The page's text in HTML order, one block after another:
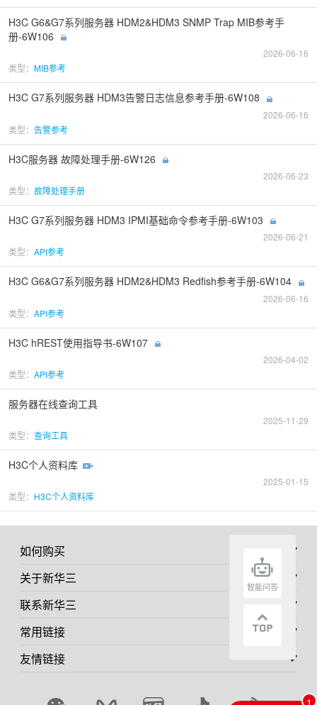
H3C G6&G7系列服务器 HDM2&HDM3 SNMP Trap MIB参考手
册-6W106
2026-06-16
类型： MIB参考
H3C G7系列服务器 HDM3告警日志信息参考手册-6W108
2026-06-16
类型： 告警参考
H3C服务器 故障处理手册-6W126
2026-06-23
类型： 故障处理手册
H3C G7系列服务器 HDM3 IPMI基础命令参考手册-6W103
2026-06-21
类型： API参考
H3C G6&G7系列服务器 HDM2&HDM3 Redfish参考手册-6W104
2026-06-16
类型： API参考
H3C hREST使用指导书-6W107
2026-04-02
类型： API参考
服务器在线查询工具
2025-11-29
类型： 查询工具
H3C个人资料库
2025-01-15
类型： H3C个人资料库
如何购买
关于新华三
联系新华三
常用链接
友情链接
智能问答